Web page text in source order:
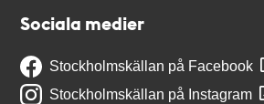
Sociala medier
Stockholmskällan på Facebook
Stockholmskällan på Instagram